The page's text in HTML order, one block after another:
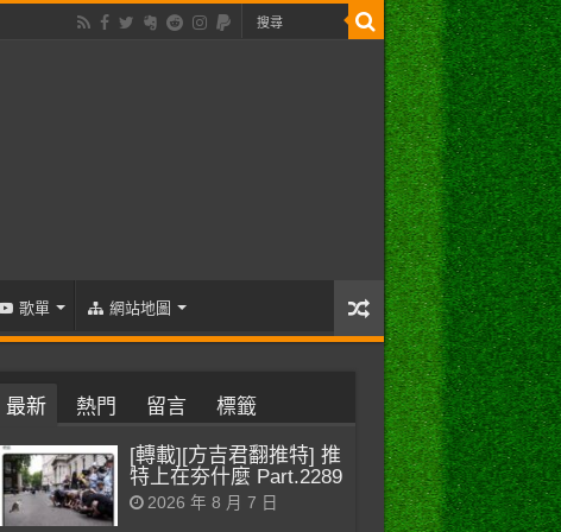
歌單 網站地圖
最新 熱門 留言 標籤
[轉載][方吉君翻推特] 推
特上在夯什麼 Part.2289
2026 年 8 月 7 日